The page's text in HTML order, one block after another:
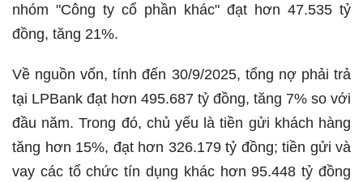
nhóm "Công ty cổ phần khác" đạt hơn 47.535 tỷ
đồng, tăng 21%.
Về nguồn vốn, tính đến 30/9/2025, tổng nợ phải trả
tại LPBank đạt hơn 495.687 tỷ đồng, tăng 7% so với
đầu năm. Trong đó, chủ yếu là tiền gửi khách hàng
tăng hơn 15%, đạt hơn 326.179 tỷ đồng; tiền gửi và
vay các tổ chức tín dụng khác hơn 95.448 tỷ đồng